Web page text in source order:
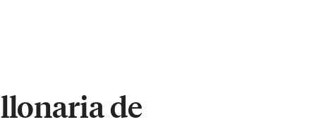
de